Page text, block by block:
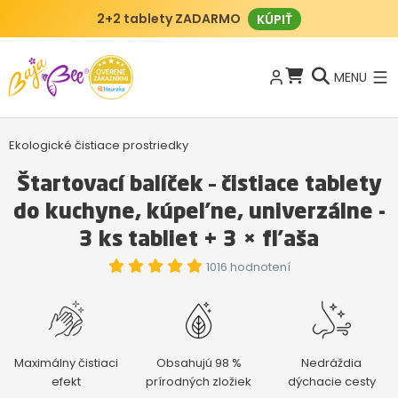
BajaBee klub AKO FUNGUJE?
MENU
Ekologické čistiace prostriedky
Štartovací balíček – čistiace tablety
do kuchyne, kúpeľne, univerzálne -
3 ks tabliet + 3 × fľaša
1016 hodnotení
Maximálny čistiaci
efekt
Obsahujú 98 %
prírodných zložiek
Nedráždia
dýchacie cesty